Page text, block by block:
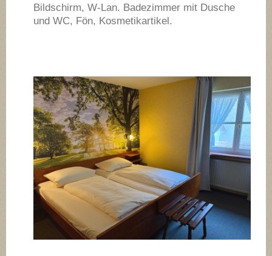
Bildschirm, W-Lan. Badezimmer mit Dusche
und WC, Fön, Kosmetikartikel.